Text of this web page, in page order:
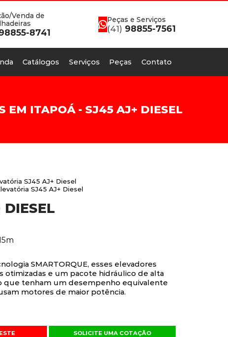
Venda de
8741
Peças e Serviços
(41) 98855-7561
Catálogos Serviços Peças Contato
EM ITAPOÁ - SJ45 AJ+ DIESEL
SJ45 AJ+ Diesel
SJ45 AJ+ Diesel
SMARTORQUE, esses elevadores
otimizadas e um pacote hidráulico de alta
que tenham um desempenho equivalente
motores de maior potência.
SOLICITE UMA COTAÇÃO